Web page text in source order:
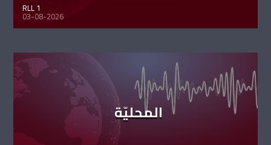
RLL 1
03-08-2026
المحليّة